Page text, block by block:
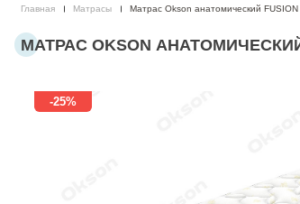
Главная Матрасы Матрас Okson анатомический
МАТРАС OKSON АНАТОМИЧЕСКИЙ
-25%